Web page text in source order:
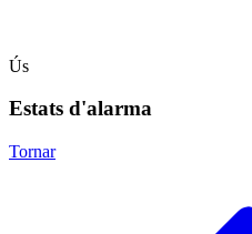
Ús
Estats d'alarma
Tornar